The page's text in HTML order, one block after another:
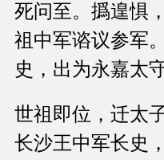
死问至。撝遑惧
祖中军谘议参军
史，出为永嘉太
世祖即位，迁太
长沙王中军长史